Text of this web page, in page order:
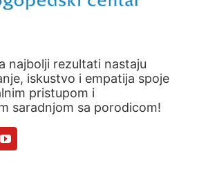
najbolji rezultati nastaju
iskustvo i empatija spoje
pristupom i
saradnjom sa porodicom!